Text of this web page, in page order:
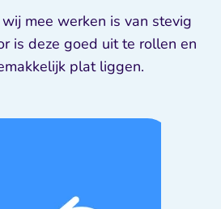
mee werken is van stevig
is deze goed uit te rollen en
plat liggen.